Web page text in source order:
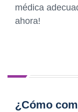
médica
ahora!
¿Cómo